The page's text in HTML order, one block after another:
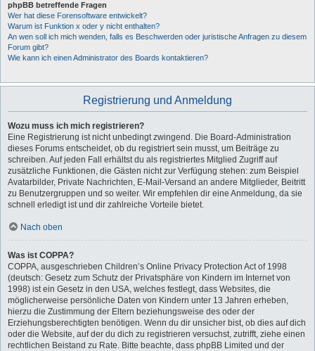
phpBB betreffende Fragen
Wer hat diese Forensoftware entwickelt?
Warum ist Funktion x oder y nicht enthalten?
An wen soll ich mich wenden, falls es Beschwerden oder juristische Anfragen zu diesem
Forum gibt?
Wie kann ich einen Administrator des Boards kontaktieren?
Registrierung und Anmeldung
Wozu muss ich mich registrieren?
Eine Registrierung ist nicht unbedingt zwingend. Die Board-Administration
dieses Forums entscheidet, ob du registriert sein musst, um Beiträge zu
schreiben. Auf jeden Fall erhältst du als registriertes Mitglied Zugriff auf
zusätzliche Funktionen, die Gästen nicht zur Verfügung stehen: zum Beispiel
Avatarbilder, Private Nachrichten, E-Mail-Versand an andere Mitglieder, Beitritt
zu Benutzergruppen und so weiter. Wir empfehlen dir eine Anmeldung, da sie
schnell erledigt ist und dir zahlreiche Vorteile bietet.
Nach oben
Was ist COPPA?
COPPA, ausgeschrieben Children’s Online Privacy Protection Act of 1998
(deutsch: Gesetz zum Schutz der Privatsphäre von Kindern im Internet von
1998) ist ein Gesetz in den USA, welches festlegt, dass Websites, die
möglicherweise persönliche Daten von Kindern unter 13 Jahren erheben,
hierzu die Zustimmung der Eltern beziehungsweise des oder der
Erziehungsberechtigten benötigen. Wenn du dir unsicher bist, ob dies auf dich
oder die Website, auf der du dich zu registrieren versuchst, zutrifft, ziehe einen
rechtlichen Beistand zu Rate. Bitte beachte, dass phpBB Limited und der